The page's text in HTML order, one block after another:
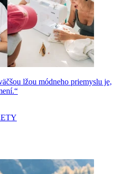
lžou módneho priemyslu je,